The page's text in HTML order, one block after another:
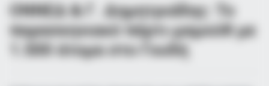
ΟΝΝΕΔ & Γ. Δημητριάδης: Το
παρασκηνιακό πάρτι-μαμούθ με
1.500 άτομα στο Γουδή